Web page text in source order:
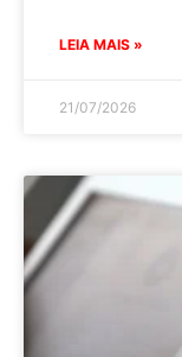
LEIA MAIS »
21/07/2026